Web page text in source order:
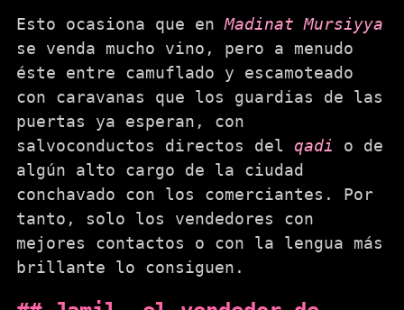
Esto ocasiona que enMadinat Mursiyya
se venda mucho vino, pero a menudo
éste entre camuflado y escamoteado
con caravanas que los guardias de las
puertas ya esperan, con
salvoconductos directos del qadi o de
algún alto cargo de la ciudad
conchavado con los comerciantes. Por
tanto, solo los vendedores con
mejores contactos o con la lengua más
brillante lo consiguen.